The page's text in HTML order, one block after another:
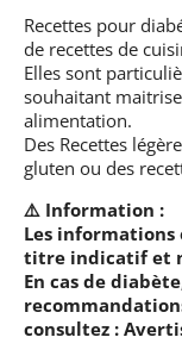
Recettes pour
de recettes de
Elles sont
souhaitant
alimentation.
Des Recettes
gluten ou des
⚠️ Information :
Les informations
titre indicatif et
En cas de
consultez :